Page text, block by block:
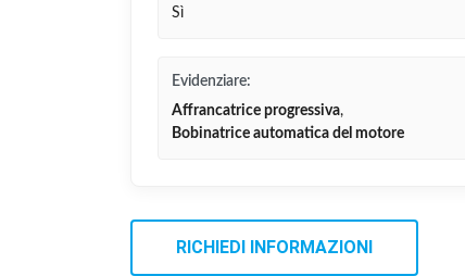
Sì
Evidenziare:
Affrancatrice progressiva,
Bobinatrice automatica del motore
RICHIEDI INFORMAZIONI